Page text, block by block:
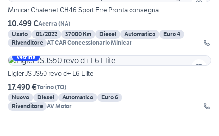
Minicar Chatenet CH46 Sport Erre Pronta consegna
10.499 €Acerra (NA)
Usato
01/2022 37000 Km Diesel Automatico
Euro 4
Rivenditore AT CAR Concessionario Minicar
Vetrina
Ligier JS JS50 revo d+ L6 Elite
17.490 €Torino(TO)
Nuovo
Diesel Automatico
Euro 6
Rivenditore AV Motor